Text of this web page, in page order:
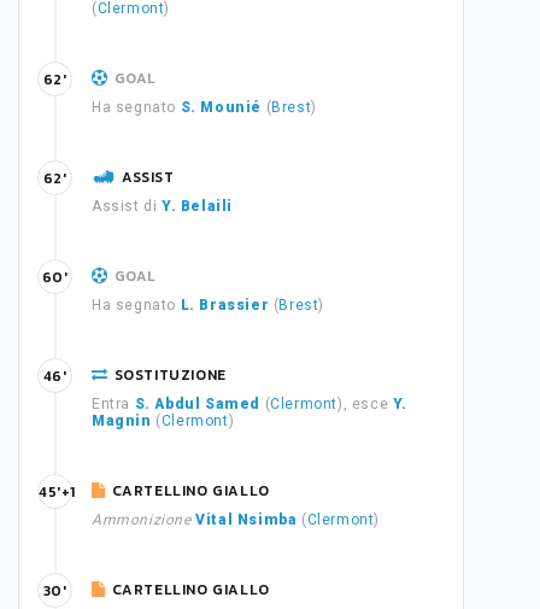
(Clermont)
GOAL
Ha segnato S. Mounié ( Brest)
62'
ASSIST
Assist di Y. Belaili
62'
GOAL
Ha segnato L. Brassier ( Brest)
60'
SOSTITUZIONE
Entra S. Abdul Samed (Clermont), esce Y.
Magnin (Clermont)
46'
CARTELLINO GIALLO
Ammonizione Vital Nsimba (Clermont)
45'+1
CARTELLINO GIALLO
30'